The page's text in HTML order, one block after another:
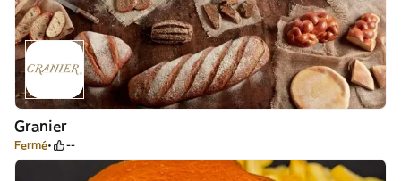
Granier
Fermé --